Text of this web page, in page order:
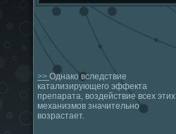
>> Однако вследствие
катализирующего эффекта
препарата, воздействие всех этих
механизмов значительно
возрастает.